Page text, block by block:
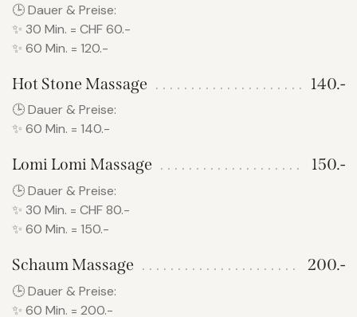
🕒 Dauer & Preise:
✨ 30 Min. = CHF 60.-
✨ 60 Min. = 120.-
Hot Stone Massage 140.-
🕒 Dauer & Preise:
✨ 60 Min. = 140.-
Lomi Lomi Massage 150.-
🕒 Dauer & Preise:
✨ 30 Min. = CHF 80.-
✨ 60 Min. = 150.-
Schaum Massage 200.-
🕒 Dauer & Preise:
✨ 60 Min. = 200.-